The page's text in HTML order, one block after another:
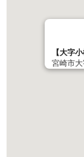
【大字
宮崎市